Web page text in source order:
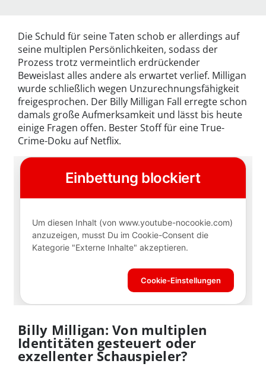
Die Schuld für seine Taten schob er allerdings auf
seine multiplen Persönlichkeiten, sodass der
Prozess trotz vermeintlich erdrückender
Beweislast alles andere als erwartet verlief. Milligan
wurde schließlich wegen Unzurechnungsfähigkeit
freigesprochen. Der Billy Milligan Fall erregte schon
damals große Aufmerksamkeit und lässt bis heute
einige Fragen offen. Bester Stoff für eine True-
Crime-Doku auf Netflix.
Billy Milligan: Von multiplen
Identitäten gesteuert oder
exzellenter Schauspieler?